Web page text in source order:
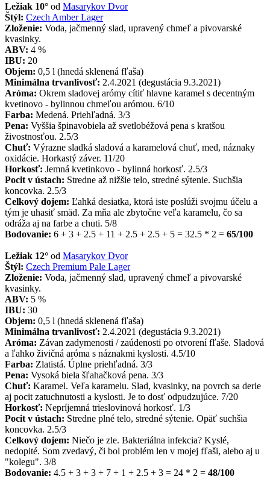
Ležiak 10° od Masarykov Dvor
Štýl: Czech Amber Lager
Zloženie: Voda, jačmenný slad, upravený chmeľ a pivovarské
kvasinky.
ABV: 4 %
IBU: 20
Objem: 0,5 l (hnedá sklenená fľaša)
Minimálna trvanlivosť: 2.4.2021 (degustácia 9.3.2021)
Aróma: Okrem sladovej arómy cítiť hlavne karamel s decentným
kvetinovo - bylinnou chmeľou arómou. 6/10
Farba: Medená. Priehľadná. 3/3
Pena: Vyššia špinavobiela až svetlobéžová pena s kratšou
živostnosťou. 2.5/3
Chuť: Výrazne sladká sladová a karamelová chuť, med, náznaky
oxidácie. Horkastý záver. 11/20
Horkosť: Jemná kvetinkovo - bylinná horkosť. 2.5/3
Pocit v ústach: Stredne až nižšie telo, stredné sýtenie. Suchšia
koncovka. 2.5/3
Celkový dojem: Ľahká desiatka, ktorá iste poslúži svojmu účelu a
tým je uhasiť smäd. Za mňa ale zbytočne veľa karamelu, čo sa
odráža aj na farbe a chuti. 5/8
Bodovanie: 6 + 3 + 2.5 + 11 + 2.5 + 2.5 + 5 = 32.5 * 2 = 65/100
Ležiak 12° od Masarykov Dvor
Štýl: Czech Premium Pale Lager
Zloženie: Voda, jačmenný slad, upravený chmeľ a pivovarské
kvasinky.
ABV: 5 %
IBU: 30
Objem: 0,5 l (hnedá sklenená fľaša)
Minimálna trvanlivosť: 2.4.2021 (degustácia 9.3.2021)
Aróma: Závan zadymenosti / zaúdenosti po otvorení fľaše. Sladová
a ľahko živičná aróma s náznakmi kyslosti. 4.5/10
Farba: Zlatistá. Úplne priehľadná. 3/3
Pena: Vysoká biela šľahačková pena. 3/3
Chuť: Karamel. Veľa karamelu. Slad, kvasinky, na povrch sa derie
aj pocit zatuchnutosti a kyslosti. Je to dosť odpudzujúce. 7/20
Horkosť: Nepríjemná trieslovinová horkosť. 1/3
Pocit v ústach: Stredne plné telo, stredné sýtenie. Opäť suchšia
koncovka. 2.5/3
Celkový dojem: Niečo je zle. Bakteriálna infekcia? Kyslé,
nedopité. Som zvedavý, či bol problém len v mojej fľaši, alebo aj u
"kolegu". 3/8
Bodovanie: 4.5 + 3 + 3 + 7 + 1 + 2.5 + 3 = 24 * 2 = 48/100